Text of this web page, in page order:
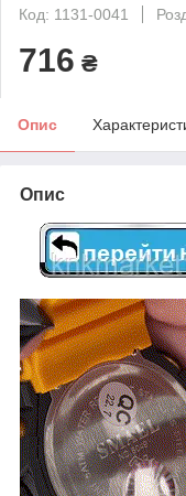
Код: 1131-0041
716 ₴
Опис
Опис